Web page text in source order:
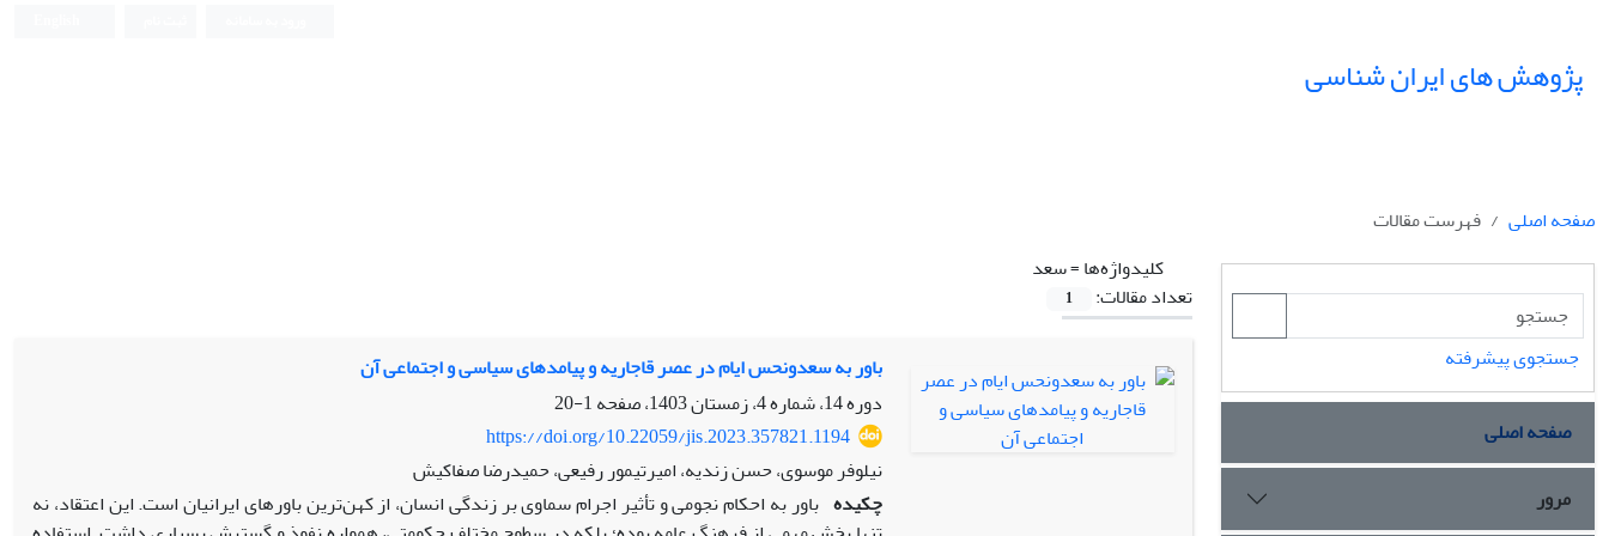
پژوهش های ایران شناسی
صفحه اصلی
فهرست مقالات
کلیدواژه‌ها =سعد
تعداد مقالات:
1
باور به سعدونحس ایام در عصر قاجاریه و پیامدهای سیاسی و اجتماعی آن
دوره 14، شماره 4، زمستان 1403، صفحه
1-20
https://doi.org/10.22059/jis.2023.357821.1194
نیلوفر موسوی، حسن زندیه، امیرتیمور رفیعی، حمیدرضا صفاکیش
چکیده باور به احکام نجومی و تأثیر اجرام سماوی بر زندگی انسان، از کهنترین باورهای ایرانیان است. این اعتقاد، نه
جستجوی پیشرفته
صفحه اصلی
مرور